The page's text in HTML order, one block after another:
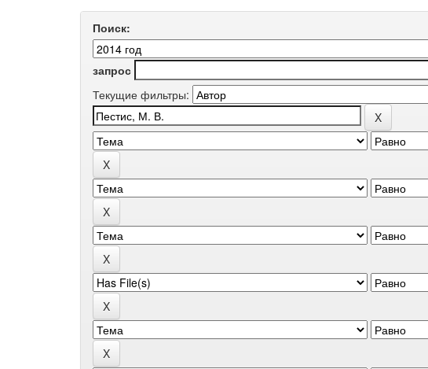
Поиск:
запрос
Текущие фильтры: